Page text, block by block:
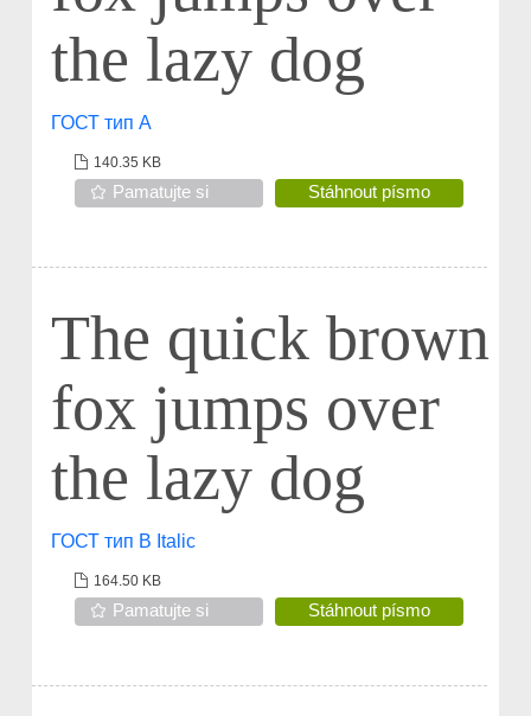
the lazy dog
ГОСТ тип А
140.35 KB
Pamatujte si Stáhnout písmo
The quick brown
fox jumps over
the lazy dog
ГОСТ тип В Italic
164.50 KB
Pamatujte si Stáhnout písmo